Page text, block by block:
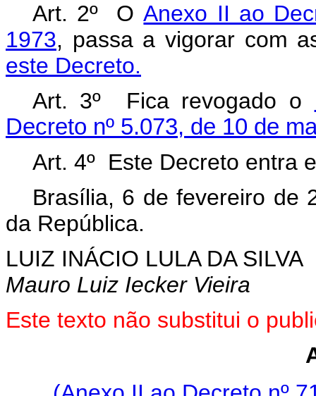
Art. 2º OAnexo II ao
1973, passa a vigorar com
este Decreto.
Art. 3º Fica revogado o
Decreto nº 5.073, de 10 de
Art. 4º Este Decreto entra
Brasília, 6 de fevereiro de
da República.
LUIZ INÁCIO LULA DA SILVA
Mauro Luiz Iecker Vieira
Este texto não substitui o